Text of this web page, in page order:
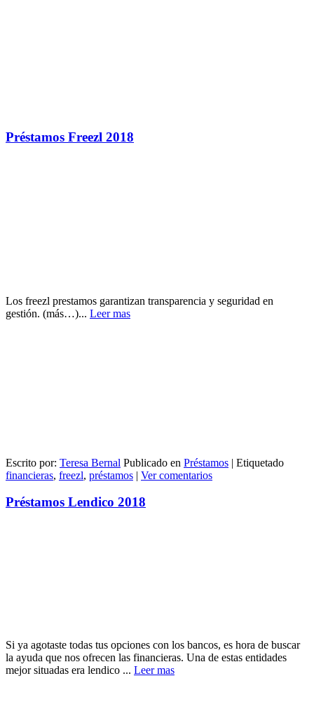
Préstamos Freezl 2018
Los freezl prestamos garantizan transparencia y seguridad en
gestión. (más…)... Leer mas
Escrito por: Teresa Bernal Publicado en Préstamos | Etiquetado
financieras, freezl, préstamos | Ver comentarios
Préstamos Lendico 2018
Si ya agotaste todas tus opciones con los bancos, es hora de buscar
la ayuda que nos ofrecen las financieras. Una de estas entidades
mejor situadas era lendico ... Leer mas